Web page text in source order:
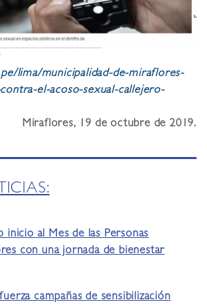
lima/municipalidad-de-miraflores-
el-acoso-sexual-callejero-
Miraflores, 19 de octubre de 2019.
inicio al Mes de las Personas
con una jornada de bienestar
campañas de sensibilización